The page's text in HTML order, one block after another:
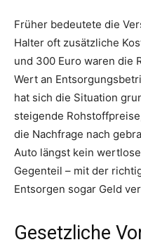
Früher bedeutete die
Halter oft zusätzliche
und 300 Euro waren die
Wert an
hat sich die Situation
steigende
die Nachfrage nach
Auto längst kein
Gegenteil – mit der
Entsorgen sogar Geld
Gesetzliche